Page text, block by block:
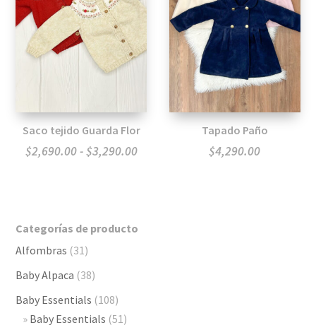
Saco tejido Guarda Flor
$2,690.00-$3,290.00Rango
$2,690.00
Tapado Paño
$4,290.00
Categorías de producto
Alfombras (31)
Baby Alpaca (38)
Baby Essentials (108)
Baby Essentials (51)